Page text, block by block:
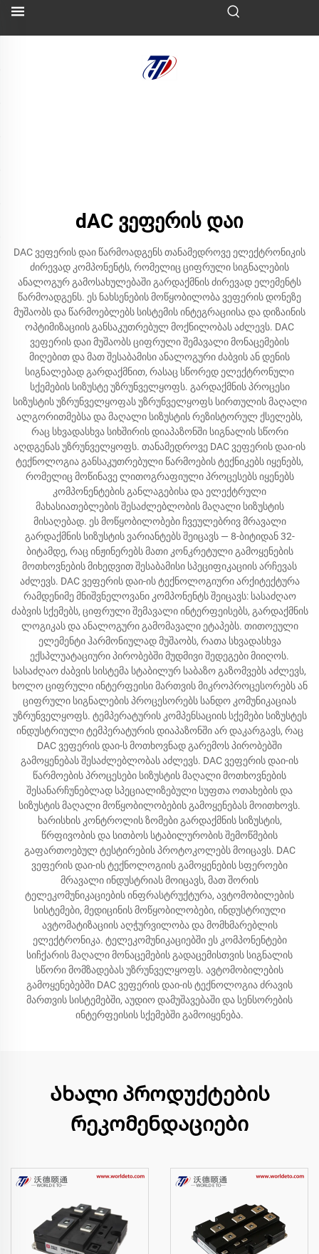
dAC ვეფერის დაი
DAC ვეფერის დაი წარმოადგენს თანამედროვე ელექტრონიკის
ძირევად კომპონენტს, რომელიც ციფრული სიგნალების
ანალოგურ გამოსახულებაში გარდაქმნის ძირევად ელემენტს
წარმოადგენს. ეს ნახსენების მოწყობილობა ვეფერის დონეზე
მუშაობს და წარმოებლებს სისტემის ინტეგრაციისა და დიზაინის
ოპტიმიზაციის განსაკუთრებულ მოქნილობას აძლევს. DAC
ვეფერის დაი მუშაობს ციფრული შემავალი მონაცემების
მიღებით და მათ შესაბამისი ანალოგური ძაბვის ან დენის
სიგნალებად გარდაქმნით, რასაც სწორედ ელექტრონული
სქემების სიზუსტე უზრუნველყოფს. გარდაქმნის პროცესი
სიზუსტის უზრუნველყოფას უზრუნველყოფს სირთულის მაღალი
ალგორითმებსა და მაღალი სიზუსტის რეზისტორულ ქსელებს,
რაც სხვადასხვა სიხშირის დიაპაზონში სიგნალის სწორი
აღდგენას უზრუნველყოფს. თანამედროვე DAC ვეფერის დაი-ის
ტექნოლოგია განსაკუთრებული წარმოების ტექნიკებს იყენებს,
რომელიც მოწინავე ლითოგრაფიული პროცესებს იყენებს
კომპონენტების განლაგებისა და ელექტრული
მახასიათებლების შესაძლებლობის მაღალი სიზუსტის
მისაღებად. ეს მოწყობილობები ჩვეულებრივ მრავალი
გარდაქმნის სიზუსტის ვარიანტებს შეიცავს — 8-ბიტიდან 32-
ბიტამდე, რაც ინჟინერებს მათი კონკრეტული გამოყენების
მოთხოვნების მიხედვით შესაბამისი სპეციფიკაციის არჩევას
აძლევს. DAC ვეფერის დაი-ის ტექნოლოგიური არქიტექტურა
რამდენიმე მნიშვნელოვანი კომპონენტს შეიცავს: სასაძღაო
ძაბვის სქემებს, ციფრული შემავალი ინტერფეისებს, გარდაქმნის
ლოგიკას და ანალოგური გამომავალი ეტაპებს. თითოეული
ელემენტი ჰარმონიულად მუშაობს, რათა სხვადასხვა
ექსპლუატაციური პირობებში მუდმივი შედეგები მიიღოს.
სასაძღაო ძაბვის სისტემა სტაბილურ საბაზო გაზომვებს აძლევს,
ხოლო ციფრული ინტერფეისი მართვის მიკროპროცესორებს ან
ციფრული სიგნალების პროცესორებს სანდო კომუნიკაციას
უზრუნველყოფს. ტემპერატურის კომპენსაციის სქემები სიზუსტეს
ინდუსტრიული ტემპერატურის დიაპაზონში არ დაკარგავს, რაც
DAC ვეფერის დაი-ს მოთხოვნად გარემოს პირობებში
გამოყენებას შესაძლებლობას აძლევს. DAC ვეფერის დაი-ის
წარმოების პროცესები სიზუსტის მაღალი მოთხოვნების
შესანარჩუნებლად სპეციალიზებული სუფთა ოთახების და
სიზუსტის მაღალი მოწყობილობების გამოყენებას მოითხოვს.
ხარისხის კონტროლის ზომები გარდაქმნის სიზუსტის,
წრფივობის და სითბოს სტაბილურობის შემოწმების
გაფართოებულ ტესტირების პროტოკოლებს მოიცავს. DAC
ვეფერის დაი-ის ტექნოლოგიის გამოყენების სფეროები
მრავალი ინდუსტრიას მოიცავს, მათ შორის
ტელეკომუნიკაციების ინფრასტრუქტურა, ავტომობილების
სისტემები, მედიცინის მოწყობილობები, ინდუსტრიული
ავტომატიზაციის აღჭურვილობა და მომხმარებლის
ელექტრონიკა. ტელეკომუნიკაციებში ეს კომპონენტები
სიჩქარის მაღალი მონაცემების გადაცემისთვის სიგნალის
სწორი მომზადებას უზრუნველყოფს. ავტომობილების
გამოყენებებში DAC ვეფერის დაი-ის ტექნოლოგია ძრავის
მართვის სისტემებში, აუდიო დამუშავებაში და სენსორების
ინტერფეისის სქემებში გამოიყენება.
Ახალი პროდუქტების
რეკომენდაციები